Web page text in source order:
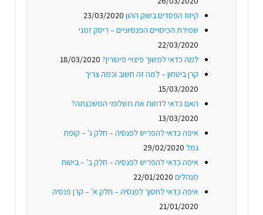
קיזוז הפסדים בשוק ההון 23/03/2020
שמירת הכיסויים הפנסיוניים – ריסק זמני
22/03/2020
למה כדאי למשוך פיצויי פיטורין? 18/03/2020
קרן ביטחון – למה זה חשוב וכמה צריך
15/03/2020
האם כדאי לדחות את תשלומי המשכנתה?
13/03/2020
איפה כדאי להפריש לפנסיה – חלק ג' – קופת
גמל 29/02/2020
איפה כדאי להפריש לפנסיה – חלק ב' – ביטוח
מנהלים 22/01/2020
איפה כדאי לחסוך לפנסיה – חלק א' – קרן פנסיה
21/01/2020